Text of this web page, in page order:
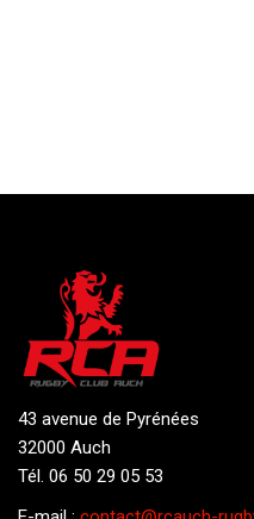
43 avenue de Pyrénées
32000 Auch
Tél. 06 50 29 05 53